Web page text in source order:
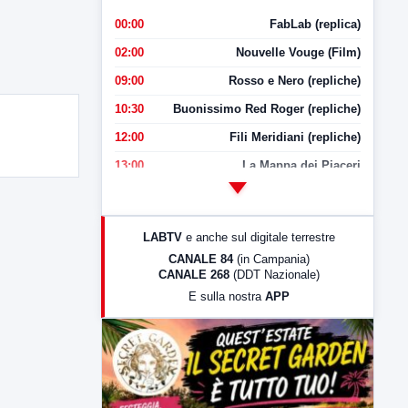
00:00 FabLab (replica)
02:00 Nouvelle Vouge (Film)
09:00 Rosso e Nero (repliche)
10:30 Buonissimo Red Roger (repliche)
12:00 Fili Meridiani (repliche)
13:00 La Mappa dei Piaceri
LabNews (Diretta)
23:00 LabNews (replica)
LABTV e anche sul digitale terrestre
CANALE 84 (in Campania)
CANALE 268 (DDT Nazionale)
E sulla nostra APP